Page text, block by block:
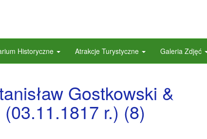
Historyczne Atrakcje Turystyczne Galeria Zdjęć
Gostkowski &
r.) (8)